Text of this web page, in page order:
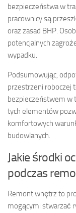
bezpieczeństwa w
pracownicy są
oraz zasad BHP.
potencjalnych
wypadku.
Podsumowując,
przestrzeni roboczej
bezpieczeństwem w
tych elementów
komfortowych
budowlanych.
Jakie środki
podczas
Remont wnętrz to
mogącymi stwarzać